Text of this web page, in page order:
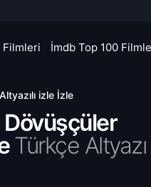
Filmleri İmdb Top 100
izle İzle
Türkçe Altyazı